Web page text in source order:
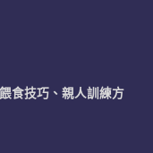
食技巧、親人訓練方